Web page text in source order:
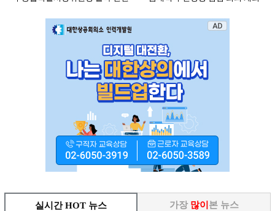
실시간 HOT 뉴스 가장 많이 본 뉴스